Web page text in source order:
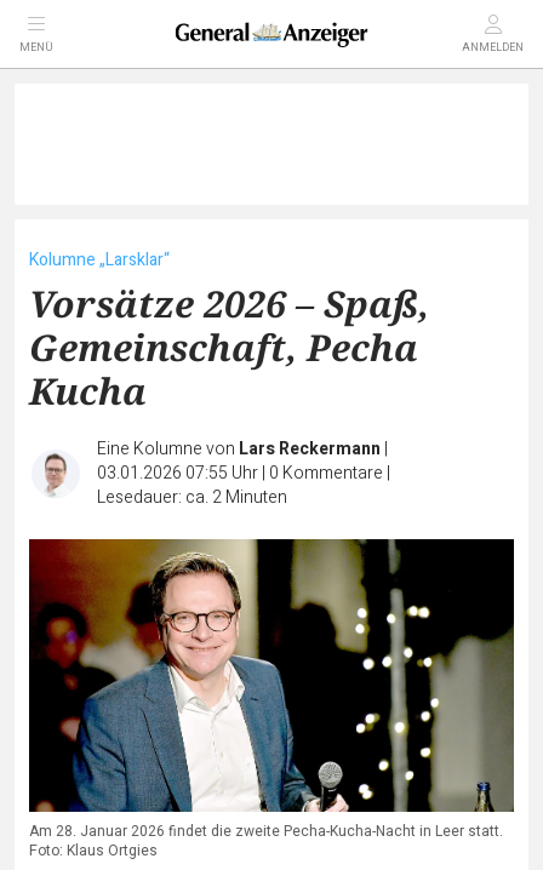
MENÜ ANMELDEN
Kolumne „Larsklar“
Vorsätze 2026 – Spaß,
Gemeinschaft, Pecha
Kucha
Eine Kolumne von Lars Reckermann |
03.01.2026 07:55 Uhr| 0 Kommentare |
Lesedauer: ca. 2 Minuten
Am 28. Januar 2026 findet die zweite Pecha-Kucha-Nacht in Leer statt.
Foto: Klaus Ortgies